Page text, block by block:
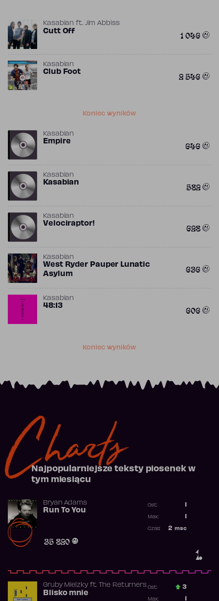
Kasabian ft. Jim Abbiss
Cutt Off 1 046
Kasabian
Club Foot 2 546
Koniec wyników
Kasabian
Empire 646
Kasabian
Kasabian 582
Kasabian
Velociraptor! 628
Kasabian
West Ryder Pauper Lunatic
Asylum
636
Kasabian
48:13 606
Koniec wyników
Charts
Najpopularniejsze teksty piosenek w
tym miesiącu
1.
Bryan Adams
Run To You
35 820
Ost.:
Max:
2 msc
Czas:
Gruby Mielzkyft. The Returners
Blisko mnie
Ost.:
3
Max: